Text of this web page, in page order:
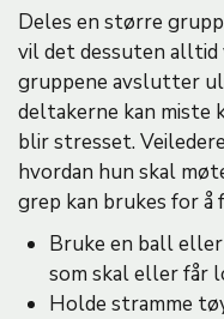
Deles en større
vil det dessuten
gruppene avslutter
deltakerne kan miste
blir stresset.
hvordan hun skal
grep kan brukes for
Bruke en ball
som skal eller får
Holde stramme